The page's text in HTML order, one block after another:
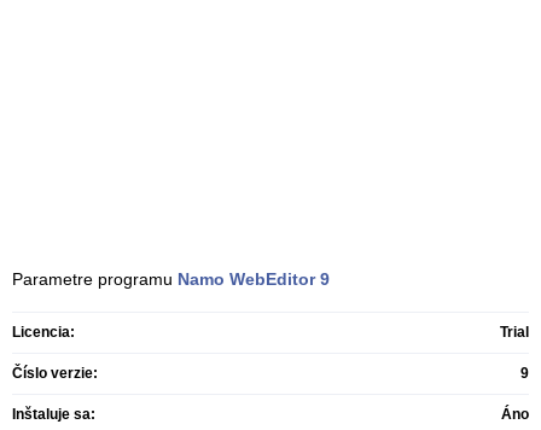
Parametre programu Namo WebEditor 9
Licencia: Trial
Číslo verzie: 9
Inštaluje sa: Áno